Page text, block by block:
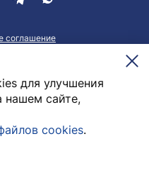
Заказать
для улучшения
нашем сайте,
cookies.
соглашение